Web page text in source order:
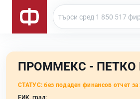
ПРОММЕКС - ПЕТКО
СТАТУС: без подаден финансов отчет за
ЕИК, град: